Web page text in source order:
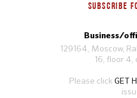
SUBSCRIBE
Business/
129164, Moscow,
16, floor 4,
Please clickGET